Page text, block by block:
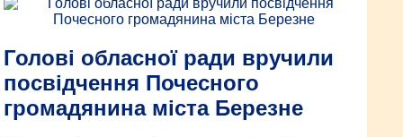
Голові обласної ради вручили
посвідчення Почесного
громадянина міста Березне